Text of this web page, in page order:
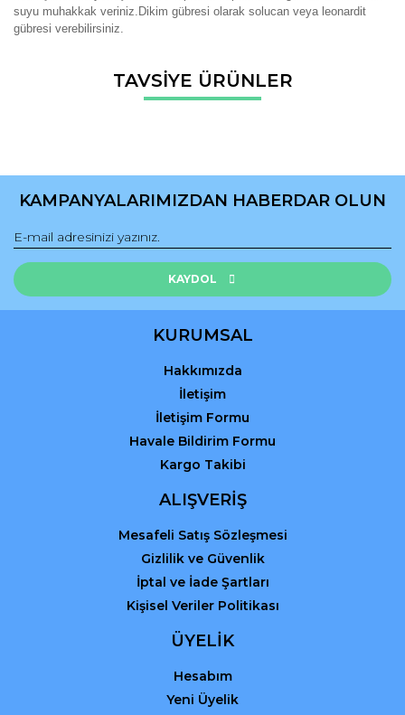
suyu muhakkak veriniz.Dikim gübresi olarak solucan veya leonardit
gübresi verebilirsiniz.
Bu ürüne ilk yorumu siz yapın!
Bu ürünün fiyat bilgisi, resim, ürün açıklamalarında ve diğer
konularda yetersiz gördüğünüz noktaları öneri formunu
Ürün açıklamasında eksik bilgiler bulunuyor.
Ürün fiyatı diğer sitelerden daha pahalı.
Bu ürüne benzer farklı alternatifler olmalı.
Gönder
TAVSİYE ÜRÜNLER
KAMPANYALARIMIZDAN HABERDAR OLUN
KAYDOL
KURUMSAL
Hakkımızda
İletişim
İletişim Formu
Havale Bildirim Formu
Kargo Takibi
ALIŞVERİŞ
Mesafeli Satış Sözleşmesi
Gizlilik ve Güvenlik
İptal ve İade Şartları
Kişisel Veriler Politikası
ÜYELİK
Hesabım
Yeni Üyelik